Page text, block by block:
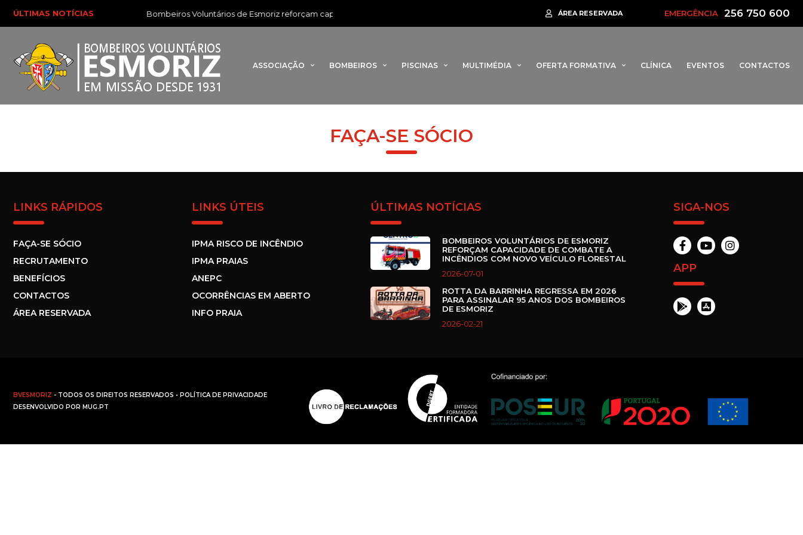
ÚLTIMAS NOTÍCIAS Bombeiros Voluntários de Esmoriz reforçam capacidade de combate a incêndios com novo veículo florestal• Rotta da Barrinha regressa em 2026 para assinalar 95
ÁREA RESERVADA EMERGÊNCIA 256 750 600
ASSOCIAÇÃO BOMBEIROS PISCINAS MULTIMÉDIA OFERTA FORMATIVA CLÍNICA EVENTOS CONTACTOS
FAÇA-SE SÓCIO
LINKS RÁPIDOS
FAÇA-SE SÓCIO
RECRUTAMENTO
BENEFÍCIOS
CONTACTOS
ÁREA RESERVADA
LINKS ÚTEIS
IPMA RISCO DE INCÊNDIO
IPMA PRAIAS
ANEPC
OCORRÊNCIAS EM ABERTO
INFO PRAIA
ÚLTIMAS NOTÍCIAS
BOMBEIROS VOLUNTÁRIOS DE ESMORIZ
REFORÇAM CAPACIDADE DE COMBATE A
INCÊNDIOS COM NOVO VEÍCULO FLORESTAL
2026-07-01
ROTTA DA BARRINHA REGRESSA EM 2026
PARA ASSINALAR 95 ANOS DOS BOMBEIROS
DE ESMORIZ
2026-02-21
SIGA-NOS
APP
BVESMORIZ - TODOS OS DIREITOS RESERVADOS • POLÍTICA DE PRIVACIDADE
DESENVOLVIDO POR MUG.PT